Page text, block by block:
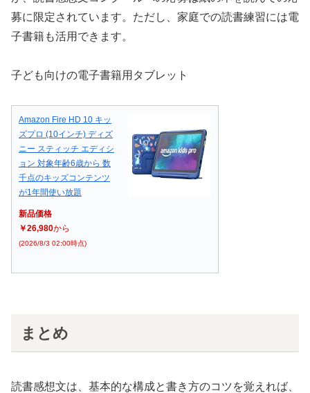
募に限定されています。ただし、家庭での読書練習には電
子書籍も活用できます。
子ども向けの電子書籍用タブレット
Amazon Fire HD 10 キッ
ズプロ (10インチ) ディズ
ニー スティッチ エディシ
ョン 対象年齢6歳から 数
千点のキッズコンテンツ
が1年間使い放題
新品価格
￥26,980から
(2026/8/3 02:00時点)
まとめ
読書感想文は、基本的な構成と書き方のコツを覚えれば、